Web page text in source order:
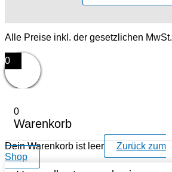
Alle Preise inkl. der gesetzlichen MwSt.
0
0
Warenkorb
Dein Warenkorb ist leer
Zurück zum
Shop